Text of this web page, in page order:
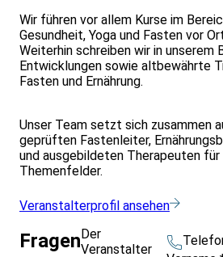
Wir führen vor allem Kurse im
Gesundheit, Yoga und Fasten vor
Weiterhin schreiben wir in unserem
Entwicklungen sowie altbewährte
Fasten und Ernährung.
Unser Team setzt sich zusammen
geprüften Fastenleiter,
und ausgebildeten Therapeuten für
Themenfelder.
Veranstalterprofil ansehen
FragenDer
Veranstalter